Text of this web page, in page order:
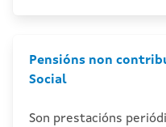
Pensións non
Social
Son prestacións